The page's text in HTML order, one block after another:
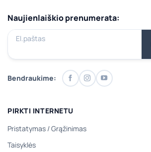
Naujienlaiškio prenumerata:
El.paštas
Bendraukime:
PIRKTI INTERNETU
Pristatymas /Grąžinimas
Taisyklės